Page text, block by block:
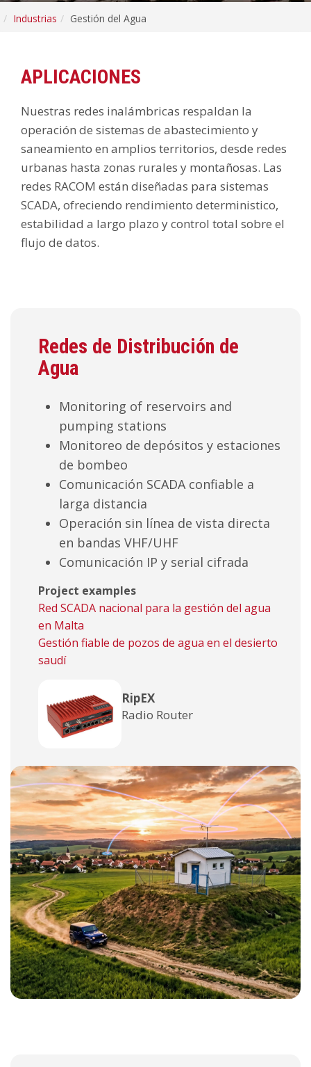
Industrias Gestión del Agua
APLICACIONES
Nuestras redes inalámbricas respaldan la
operación de sistemas de abastecimiento y
saneamiento en amplios territorios, desde redes
urbanas hasta zonas rurales y montañosas. Las
redes RACOM están diseñadas para sistemas
SCADA, ofreciendo rendimiento deterministico,
estabilidad a largo plazo y control total sobre el
flujo de datos.
Redes de Distribución de
Agua
Monitoring of reservoirs and
pumping stations
Monitoreo de depósitos y estaciones
de bombeo
Comunicación SCADA confiable a
larga distancia
Operación sin línea de vista directa
en bandas VHF/UHF
Comunicación IP y serial cifrada
Project examples
Red SCADA nacional para la gestión del agua
en Malta
Gestión fiable de pozos de agua en el desierto
saudí
RipEX
Radio Router